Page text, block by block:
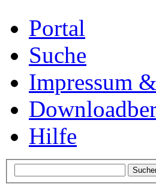
Portal
Suche
Impressum
Hilfe